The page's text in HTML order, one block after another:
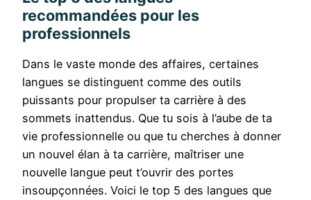
recommandées pour les
professionnels
Dans le vaste monde des affaires, certaines
langues se distinguent comme des outils
puissants pour propulser ta carrière à des
sommets inattendus. Que tu sois à l’aube de ta
vie professionnelle ou que tu cherches à donner
un nouvel élan à ta carrière, maîtriser une
nouvelle langue peut t’ouvrir des portes
insoupçonnées. Voici le top 5 des langues que